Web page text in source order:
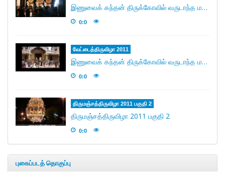
இணுவைக் கந்தன் திருக்கோவில் வருடாந்த மகோற்சவ சப்பற‌த்திருவிழா 29/06/2011.
0:0
வேட்டைத்திருவிழா 2011
இணுவைக் கந்தன் திருக்கோவில் வருடாந்த மகோற்சவ வேட்டைத்திருவிழா 29/06/2011.
0:0
திருமஞ்சத்திருவிழா 2011 பகுதி 2
திருமஞ்சத்திருவிழா 2011 பகுதி 2
0:0
புகைப்படத் தொகுப்பு